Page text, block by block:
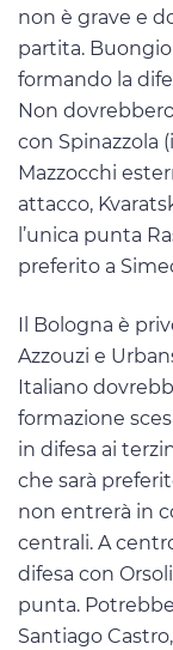
non è grave e
partita.
formando la
Non
con Spinazzola
Mazzocchi
attacco,
l’unica punta
preferito a
Il Bologna è
Azzouzi e
Italiano
formazione
in difesa ai
che sarà
non entrerà in
centrali. A
difesa con
punta.
Santiago